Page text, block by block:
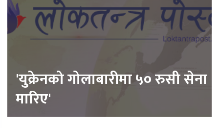
'युक्रेनको गोलाबारीमा ५० रुसी सेना
मारिए'